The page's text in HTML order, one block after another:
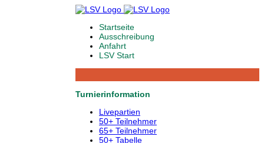
Startseite
Ausschreibung
Anfahrt
LSV Start
Turnierinformation
Livepartien
50+ Teilnehmer
65+ Teilnehmer
50+ Tabelle